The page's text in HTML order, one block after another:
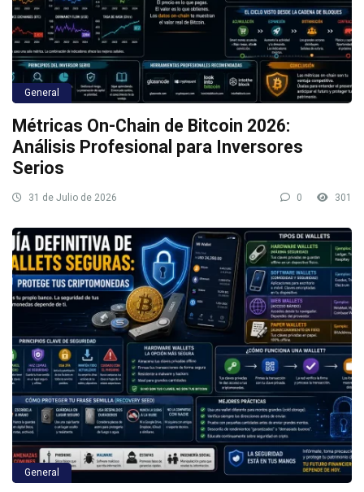
General
Métricas On-Chain de Bitcoin 2026:
Análisis Profesional para Inversores
Serios
31 de Julio de 2026 0 301
General